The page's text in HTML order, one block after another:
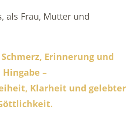
als Frau, Mutter und
Erinnerung und
Hingabe –
Klarheit und gelebter